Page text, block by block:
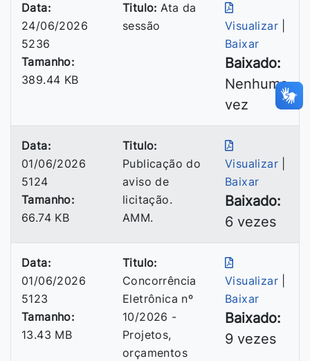
Data:
24/06/2026
5236
Tamanho:
389.44 KB
Titulo: Ata da
sessão
Visualizar
Baixar
Baixado:
Nenhuma
vez
Data:
01/06/2026
5124
Tamanho:
66.74 KB
Titulo:
Publicação do
aviso de
licitação.
AMM.
Visualizar
Baixar
Baixado:
6 vezes
Data:
01/06/2026
5123
Tamanho:
13.43 MB
Titulo:
Concorrência
Eletrônica nº
10/2026 -
Projetos,
orçamentos
Visualizar
Baixar
Baixado:
9 vezes